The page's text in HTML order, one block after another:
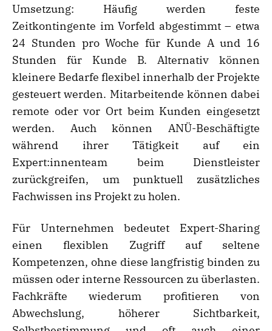
Umsetzung: Häufig werden feste
Zeitkontingente im Vorfeld abgestimmt – etwa
24 Stunden pro Woche für Kunde A und 16
Stunden für Kunde B. Alternativ können
kleinere Bedarfe flexibel innerhalb der Projekte
gesteuert werden. Mitarbeitende können dabei
remote oder vor Ort beim Kunden eingesetzt
werden. Auch können ANÜ-Beschäftigte
während ihrer Tätigkeit auf ein
Expert:innenteam beim Dienstleister
zurückgreifen, um punktuell zusätzliches
Fachwissen ins Projekt zu holen.
Für Unternehmen bedeutet Expert-Sharing
einen flexiblen Zugriff auf seltene
Kompetenzen, ohne diese langfristig binden zu
müssen oder interne Ressourcen zu überlasten.
Fachkräfte wiederum profitieren von
Abwechslung, höherer Sichtbarkeit,